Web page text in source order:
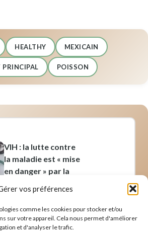
vos préférences
comme les cookies pour stocker et/ou
sur votre appareil. Cela nous permet d'améliorer
et d'analyser le trafic.
HEALTHY MEXICAIN
PRINCIPAL POISSON
VIH : la lutte contre
la maladie est « mise
en danger » par la
internationale,
prévient l’ONU